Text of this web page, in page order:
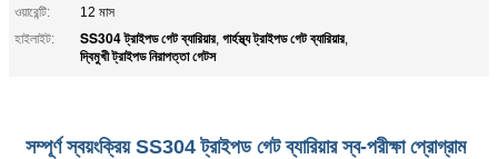
ওয়ারেন্টি:
12 মাস
হাইলাইট:
SS304 ট্রাইপড গেট ব্যারিয়ার, গার্হস্থ্য ট্রাইপড গেট ব্যারিয়ার,
দ্বিমুখী ট্রাইপড নিরাপত্তা গেটস
সম্পূর্ণ স্বয়ংক্রিয় SS304 ট্রাইপড গেট ব্যারিয়ার স্ব-পরীক্ষা প্রোগ্রাম